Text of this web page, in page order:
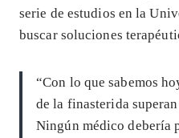
serie de estudios en la
buscar soluciones
“Con lo que sabemos
de la finasterida
Ningún médico debería